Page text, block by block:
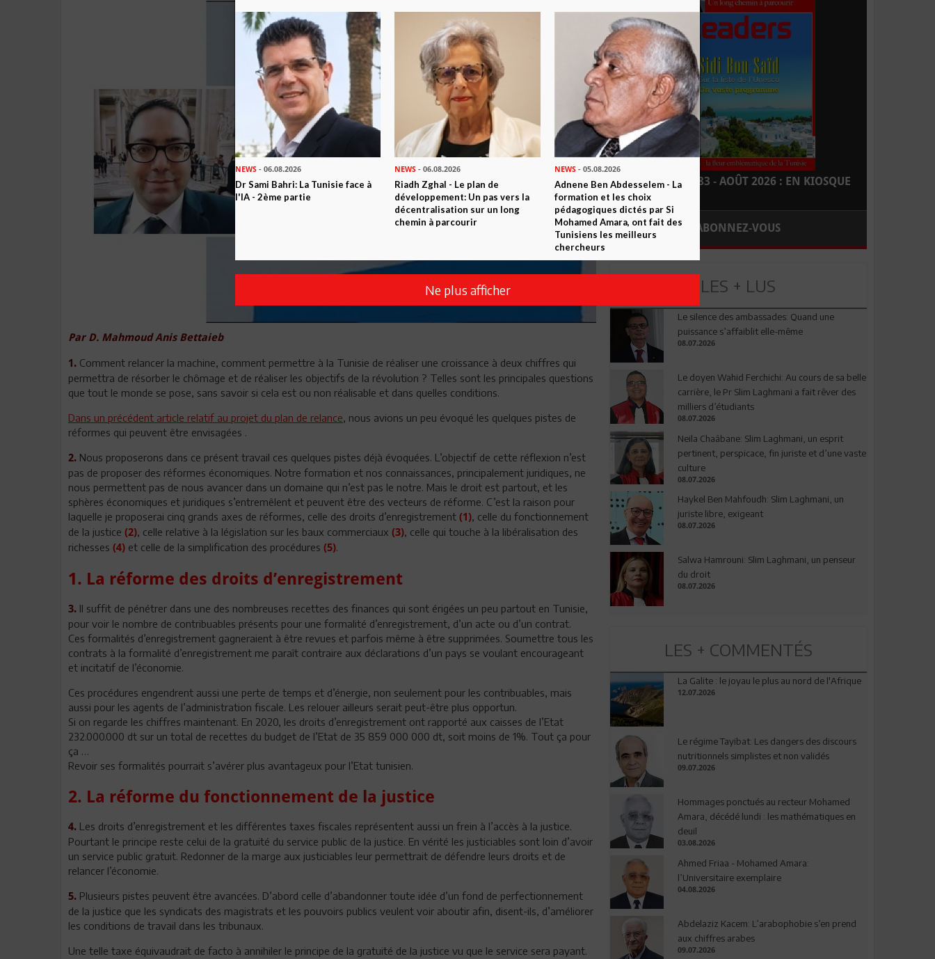
Par D. Mahmoud Anis Bettaieb
1. Comment relancer la machine, comment permettre à la Tunisie de réaliser une croissance à deux chiffres qui
permettra de résorber le chômage et de réaliser les objectifs de la révolution ? Telles sont les principales questions
que tout le monde se pose, sans savoir si cela est ou non réalisable et dans quelles conditions.
Dans un précédent article relatif au projet du plan de relance, nous avions un peu évoqué les quelques pistes de
réformes qui peuvent être envisagées .
2. Nous proposerons dans ce présent travail ces quelques pistes déjà évoquées. L’objectif de cette réflexion n’est
pas de proposer des réformes économiques. Notre formation et nos connaissances, principalement juridiques, ne
nous permettent pas de nous avancer dans un domaine qui n’est pas le notre. Mais le droit est partout, et les
sphères économiques et juridiques s’entremêlent et peuvent être des vecteurs de réforme. C’est la raison pour
laquelle je proposerai cinq grands axes de réformes, celle des droits d’enregistrement (1), celle du fonctionnement
de la justice (2), celle relative à la législation sur les baux commerciaux (3), celle qui touche à la libéralisation des
richesses (4) et celle de la simplification des procédures (5).
1. La réforme des droits d’enregistrement
3. Il suffit de pénétrer dans une des nombreuses recettes des finances qui sont érigées un peu partout en Tunisie,
pour voir le nombre de contribuables présents pour une formalité d’enregistrement, d’un acte ou d’un contrat.
Ces formalités d’enregistrement gagneraient à être revues et parfois même à être supprimées. Soumettre tous les
contrats à la formalité d’enregistrement me paraît contraire aux déclarations d’un pays se voulant encourageant
et incitatif de l’économie.
Ces procédures engendrent aussi une perte de temps et d’énergie, non seulement pour les contribuables, mais
aussi pour les agents de l’administration fiscale. Les relouer ailleurs serait peut-être plus opportun.
Si on regarde les chiffres maintenant. En 2020, les droits d’enregistrement ont rapporté aux caisses de l’Etat
232.000.000 dt sur un total de recettes du budget de l’Etat de 35 859 000 000 dt, soit moins de 1%. Tout ça pour
ça …
Revoir ses formalités pourrait s’avérer plus avantageux pour l’Etat tunisien.
2. La réforme du fonctionnement de la justice
4. Les droits d’enregistrement et les différentes taxes fiscales représentent aussi un frein à l’accès à la justice.
Pourtant le principe reste celui de la gratuité du service public de la justice. En vérité les justiciables sont loin d’avoir
un service public gratuit. Redonner de la marge aux justiciables leur permettrait de défendre leurs droits et de
relancer l’économie.
5. Plusieurs pistes peuvent être avancées. D’abord celle d’abandonner toute idée d’un fond de perfectionnement
de la justice que les syndicats des magistrats et les pouvoirs publics veulent voir aboutir afin, disent-ils, d’améliorer
les conditions de travail dans les tribunaux.
Une telle taxe équivaudrait de facto à annihiler le principe de la gratuité de la justice vu que le service sera payant.
LEADERS N° 183 - AOÛT 2026 : EN KIOSQUE
ABONNEZ-VOUS
LES + LUS
Le silence des ambassades: Quand une
puissance s’affaiblit elle-même
08.07.2026
Le doyen Wahid Ferchichi: Au cours de sa belle
carrière, le Pr Slim Laghmani a fait rêver des
milliers d’étudiants
08.07.2026
Neila Chaâbane: Slim Laghmani, un esprit
pertinent, perspicace, fin juriste et d’une vaste
culture
08.07.2026
Haykel Ben Mahfoudh: Slim Laghmani, un
juriste libre, exigeant
08.07.2026
Salwa Hamrouni: Slim Laghmani, un penseur
du droit
08.07.2026
LES + COMMENTÉS
La Galite : le joyau le plus au nord de l'Afrique
12.07.2026
Le régime Tayibat: Les dangers des discours
nutritionnels simplistes et non validés
09.07.2026
Hommages ponctués au recteur Mohamed
Amara, décédé lundi : les mathématiques en
deuil
03.08.2026
Ahmed Friaa - Mohamed Amara:
l’Universitaire exemplaire
04.08.2026
Abdelaziz Kacem: L’arabophobie s’en prend
aux chiffres arabes
09.07.2026
NEWS - 06.08.2026
Dr Sami Bahri: La Tunisie face à
l'IA - 2ème partie
NEWS - 06.08.2026
Riadh Zghal - Le plan de
développement: Un pas vers la
décentralisation sur un long
chemin à parcourir
NEWS- 05.08.2026
Adnene Ben Abdesselem - La
formation et les choix
pédagogiques dictés par Si
Mohamed Amara, ont fait des
Tunisiens les meilleurs
chercheurs
Ne plus afficher